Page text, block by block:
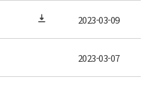
2023-03-09
2023-03-07